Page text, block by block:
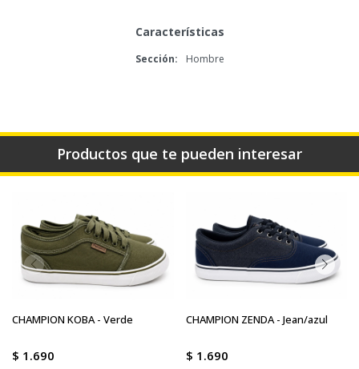
Características
Sección Hombre
Productos que te pueden interesar
CHAMPION KOBA - Verde
$ 1.690
CHAMPION ZENDA - Jean/azul
$ 1.690